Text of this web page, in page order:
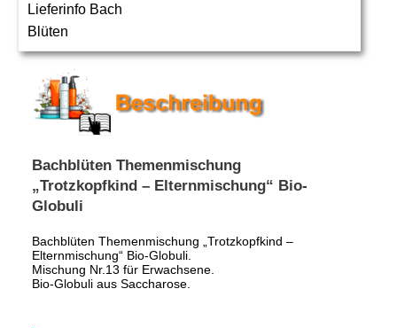
Lieferinfo Bach
Blüten
Bachblüten Themenmischung
„Trotzkopfkind – Elternmischung“ Bio-
Globuli
Bachblüten Themenmischung „Trotzkopfkind –
Elternmischung“ Bio-Globuli.
Mischung Nr.13 für Erwachsene.
Bio-Globuli aus Saccharose.